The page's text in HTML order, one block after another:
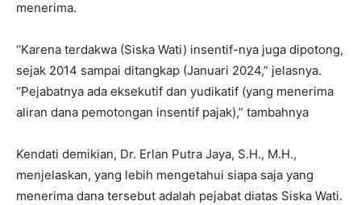
menerima.
“Karena terdakwa (Siska Wati) insentif-nya juga dipotong,
sejak 2014 sampai ditangkap (Januari 2024,” jelasnya.
“Pejabatnya ada eksekutif dan yudikatif (yang menerima
aliran dana pemotongan insentif pajak),” tambahnya
Kendati demikian, Dr. Erlan Putra Jaya, S.H., M.H.,
menjelaskan, yang lebih mengetahui siapa saja yang
menerima dana tersebut adalah pejabat diatas Siska Wati.